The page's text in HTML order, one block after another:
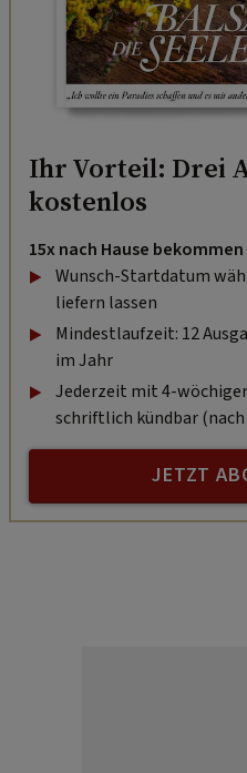
Ihr Vorteil: Drei
kostenlos
15x nach Hause
Wunsch-Startdatum
liefern lassen
Mindestlaufzeit: 12
im Jahr
Jederzeit mit 4-
schriftlich kündbar
JETZT